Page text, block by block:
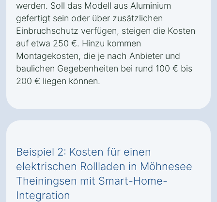
werden. Soll das Modell aus Aluminium
gefertigt sein oder über zusätzlichen
Einbruchschutz verfügen, steigen die Kosten
auf etwa 250 €. Hinzu kommen
Montagekosten, die je nach Anbieter und
baulichen Gegebenheiten bei rund 100 € bis
200 € liegen können.
Beispiel 2: Kosten für einen
elektrischen Rollladen in Möhnesee
Theiningsen mit Smart-Home-
Integration